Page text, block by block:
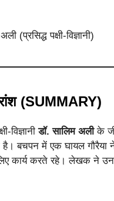
(प्रसिद्ध पक्षी-विज्ञानी)
(SUMMARY)
विज्ञानीडॉ. सालिम अलीके
है। बचपन में एक घायल गौरैया
कार्य करते रहे। लेखक ने